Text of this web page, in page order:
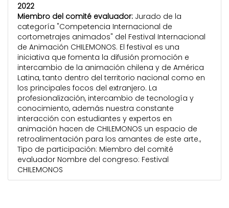
2022
Miembro del comité evaluador: Jurado de la
categoría "Competencia Internacional de
cortometrajes animados" del Festival Internacional
de Animación CHILEMONOS. El festival es una
iniciativa que fomenta la difusión promoción e
intercambio de la animación chilena y de América
Latina, tanto dentro del territorio nacional como en
los principales focos del extranjero. La
profesionalización, intercambio de tecnología y
conocimiento, además nuestra constante
interacción con estudiantes y expertos en
animación hacen de CHILEMONOS un espacio de
retroalimentación para los amantes de este arte.,
Tipo de participación: Miembro del comité
evaluador Nombre del congreso: Festival
CHILEMONOS